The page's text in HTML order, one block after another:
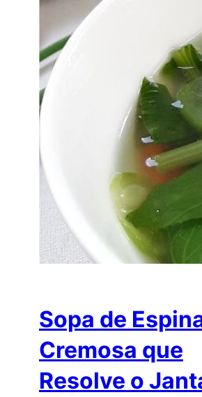
Sopa de
Cremosa que
Resolve o